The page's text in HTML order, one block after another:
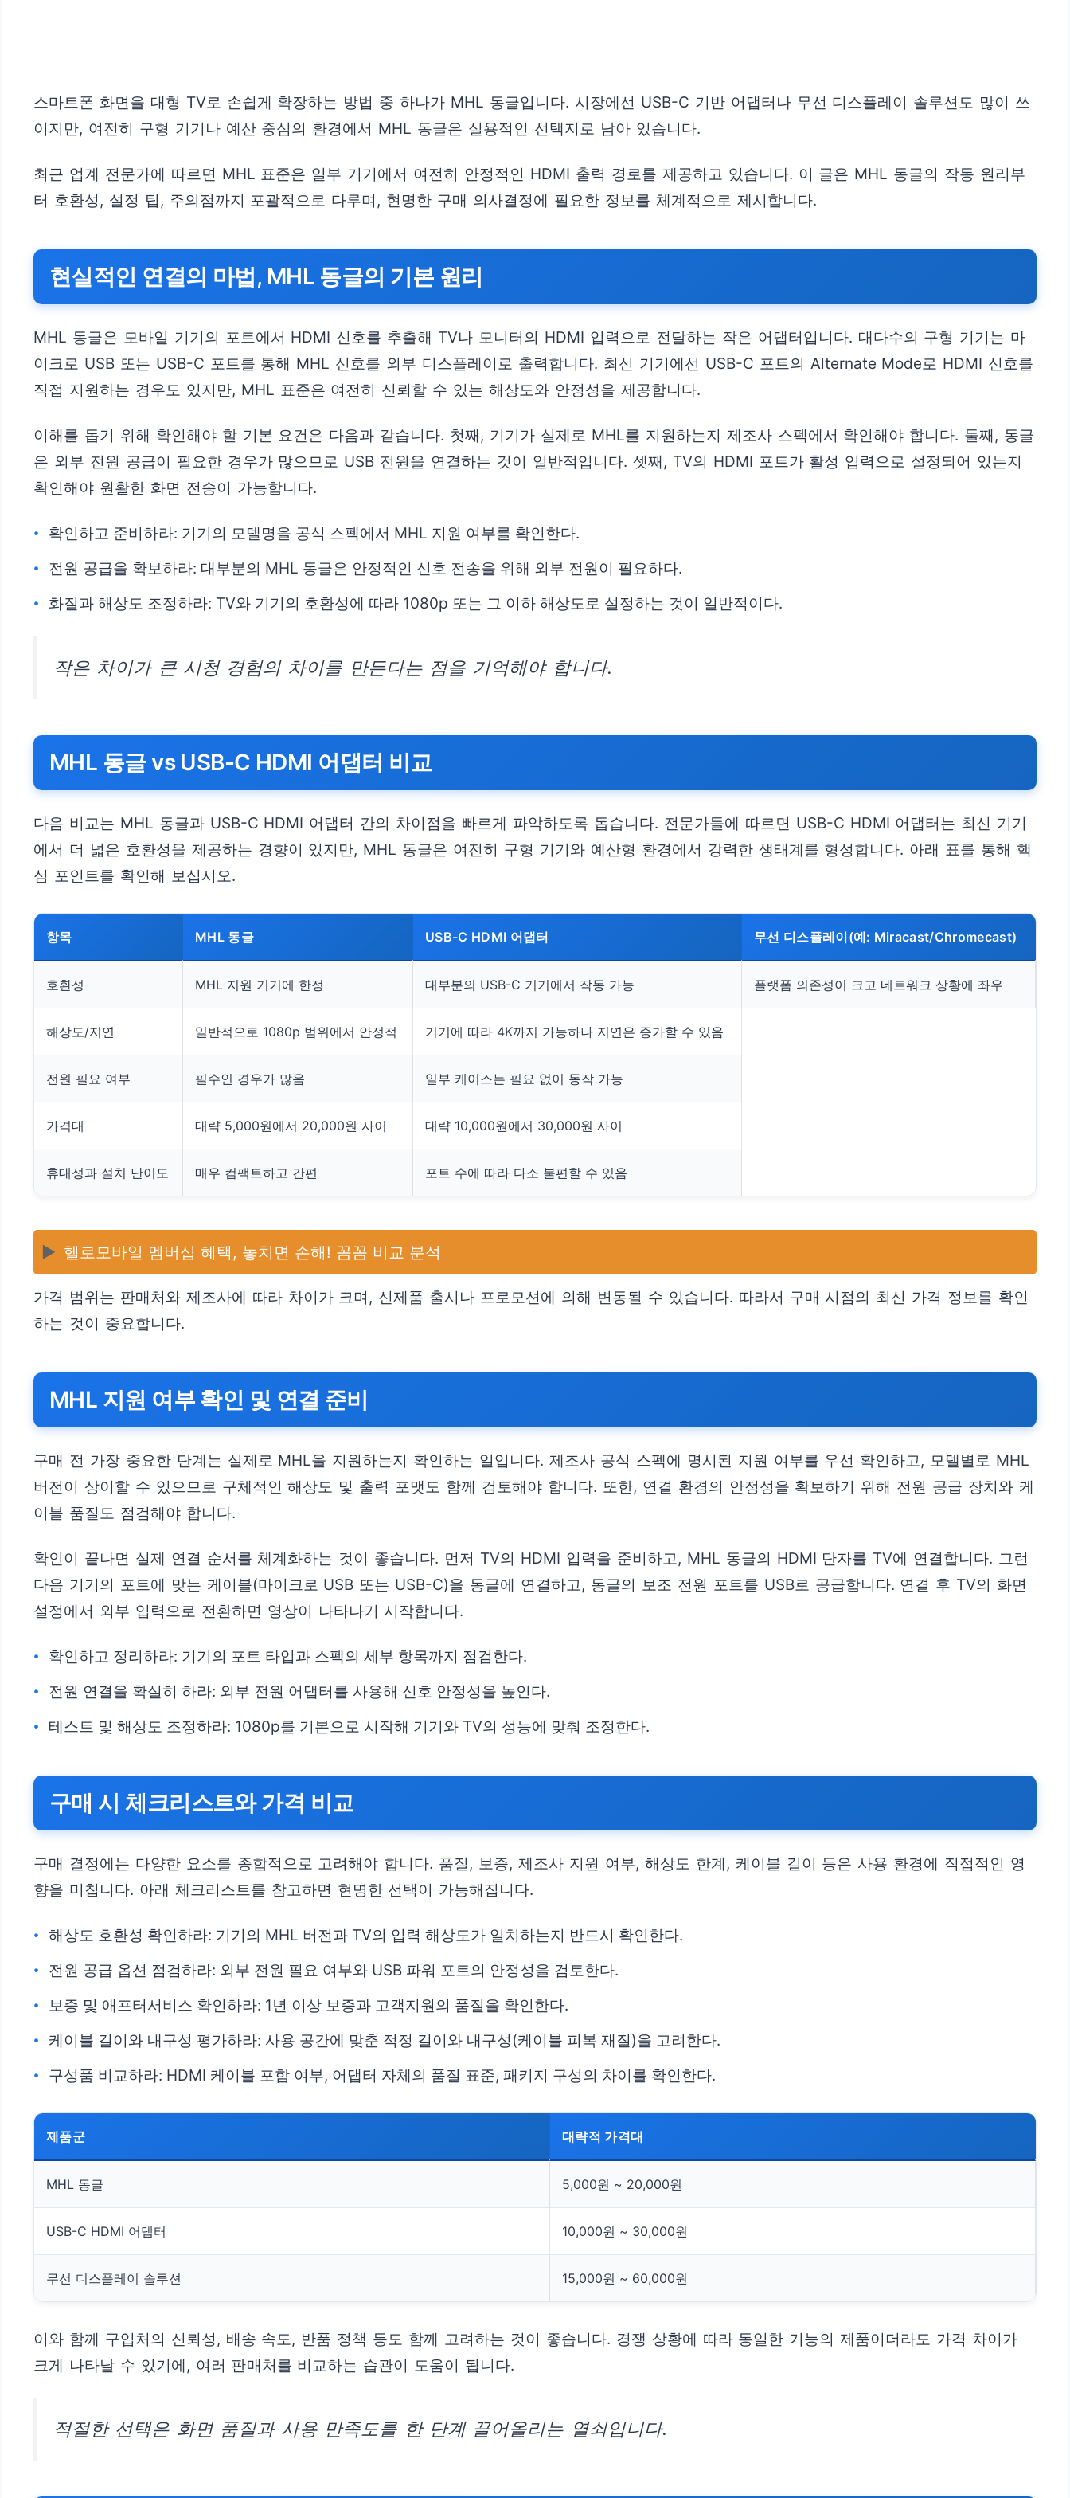
스마트폰 화면을 대형 TV로 손쉽게 확장하는 방법 중 하나가 MHL 동글입니다. 시장에선 USB-C 기반 어댑터나 무선 디스플레이 솔루션도 많이 쓰
이지만, 여전히 구형 기기나 예산 중심의 환경에서 MHL 동글은 실용적인 선택지로 남아 있습니다.
최근 업계 전문가에 따르면 MHL 표준은 일부 기기에서 여전히 안정적인 HDMI 출력 경로를 제공하고 있습니다. 이 글은 MHL 동글의 작동 원리부
터 호환성, 설정 팁, 주의점까지 포괄적으로 다루며, 현명한 구매 의사결정에 필요한 정보를 체계적으로 제시합니다.
현실적인 연결의 마법, MHL 동글의 기본 원리
MHL 동글은 모바일 기기의 포트에서 HDMI 신호를 추출해 TV나 모니터의 HDMI 입력으로 전달하는 작은 어댑터입니다. 대다수의 구형 기기는 마
이크로 USB 또는 USB-C 포트를 통해 MHL 신호를 외부 디스플레이로 출력합니다. 최신 기기에선 USB-C 포트의 Alternate Mode로 HDMI 신호를
직접 지원하는 경우도 있지만, MHL 표준은 여전히 신뢰할 수 있는 해상도와 안정성을 제공합니다.
이해를 돕기 위해 확인해야 할 기본 요건은 다음과 같습니다. 첫째, 기기가 실제로 MHL를 지원하는지 제조사 스펙에서 확인해야 합니다. 둘째, 동글
은 외부 전원 공급이 필요한 경우가 많으므로 USB 전원을 연결하는 것이 일반적입니다. 셋째, TV의 HDMI 포트가 활성 입력으로 설정되어 있는지
확인해야 원활한 화면 전송이 가능합니다.
확인하고 준비하라: 기기의 모델명을 공식 스펙에서 MHL 지원 여부를 확인한다.
전원 공급을 확보하라: 대부분의 MHL 동글은 안정적인 신호 전송을 위해 외부 전원이 필요하다.
화질과 해상도 조정하라: TV와 기기의 호환성에 따라 1080p 또는 그 이하 해상도로 설정하는 것이 일반적이다.
작은 차이가 큰 시청 경험의 차이를 만든다는 점을 기억해야 합니다.
MHL 동글 vs USB-C HDMI 어댑터 비교
다음 비교는 MHL 동글과 USB-C HDMI 어댑터 간의 차이점을 빠르게 파악하도록 돕습니다. 전문가들에 따르면 USB-C HDMI 어댑터는 최신 기기
에서 더 넓은 호환성을 제공하는 경향이 있지만, MHL 동글은 여전히 구형 기기와 예산형 환경에서 강력한 생태계를 형성합니다. 아래 표를 통해 핵
심 포인트를 확인해 보십시오.
항목 MHL 동글 USB-C HDMI 어댑터 무선 디스플레이(예: Miracast/Chromecast)
호환성 MHL 지원 기기에 한정 대부분의 USB-C 기기에서 작동 가능 플랫폼 의존성이 크고 네트워크 상황에 좌우
해상도/지연 일반적으로 1080p 범위에서 안정적 기기에 따라 4K까지 가능하나 지연은 증가할 수 있음
전원 필요 여부 필수인 경우가 많음 일부 케이스는 필요 없이 동작 가능
가격대 대략 5,000원에서 20,000원 사이 대략 10,000원에서 30,000원 사이
휴대성과 설치 난이도 매우 컴팩트하고 간편 포트 수에 따라 다소 불편할 수 있음
▶️ 헬로모바일 멤버십 혜택, 놓치면 손해! 꼼꼼 비교 분석
가격 범위는 판매처와 제조사에 따라 차이가 크며, 신제품 출시나 프로모션에 의해 변동될 수 있습니다. 따라서 구매 시점의 최신 가격 정보를 확인
하는 것이 중요합니다.
MHL 지원 여부 확인 및 연결 준비
구매 전 가장 중요한 단계는 실제로 MHL을 지원하는지 확인하는 일입니다. 제조사 공식 스펙에 명시된 지원 여부를 우선 확인하고, 모델별로 MHL
버전이 상이할 수 있으므로 구체적인 해상도 및 출력 포맷도 함께 검토해야 합니다. 또한, 연결 환경의 안정성을 확보하기 위해 전원 공급 장치와 케
이블 품질도 점검해야 합니다.
확인이 끝나면 실제 연결 순서를 체계화하는 것이 좋습니다. 먼저 TV의 HDMI 입력을 준비하고, MHL 동글의 HDMI 단자를 TV에 연결합니다. 그런
다음 기기의 포트에 맞는 케이블(마이크로 USB 또는 USB-C)을 동글에 연결하고, 동글의 보조 전원 포트를 USB로 공급합니다. 연결 후 TV의 화면
설정에서 외부 입력으로 전환하면 영상이 나타나기 시작합니다.
확인하고 정리하라: 기기의 포트 타입과 스펙의 세부 항목까지 점검한다.
전원 연결을 확실히 하라: 외부 전원 어댑터를 사용해 신호 안정성을 높인다.
테스트 및 해상도 조정하라: 1080p를 기본으로 시작해 기기와 TV의 성능에 맞춰 조정한다.
구매 시 체크리스트와 가격 비교
구매 결정에는 다양한 요소를 종합적으로 고려해야 합니다. 품질, 보증, 제조사 지원 여부, 해상도 한계, 케이블 길이 등은 사용 환경에 직접적인 영
향을 미칩니다. 아래 체크리스트를 참고하면 현명한 선택이 가능해집니다.
해상도 호환성 확인하라: 기기의 MHL 버전과 TV의 입력 해상도가 일치하는지 반드시 확인한다.
전원 공급 옵션 점검하라: 외부 전원 필요 여부와 USB 파워 포트의 안정성을 검토한다.
보증 및 애프터서비스 확인하라: 1년 이상 보증과 고객지원의 품질을 확인한다.
케이블 길이와 내구성 평가하라: 사용 공간에 맞춘 적정 길이와 내구성(케이블 피복 재질)을 고려한다.
구성품 비교하라: HDMI 케이블 포함 여부, 어댑터 자체의 품질 표준, 패키지 구성의 차이를 확인한다.
제품군 대략적 가격대
MHL 동글 5,000원 ~ 20,000원
USB-C HDMI 어댑터 10,000원 ~ 30,000원
무선 디스플레이 솔루션 15,000원 ~ 60,000원
이와 함께 구입처의 신뢰성, 배송 속도, 반품 정책 등도 함께 고려하는 것이 좋습니다. 경쟁 상황에 따라 동일한 기능의 제품이더라도 가격 차이가
크게 나타날 수 있기에, 여러 판매처를 비교하는 습관이 도움이 됩니다.
적절한 선택은 화면 품질과 사용 만족도를 한 단계 끌어올리는 열쇠입니다.